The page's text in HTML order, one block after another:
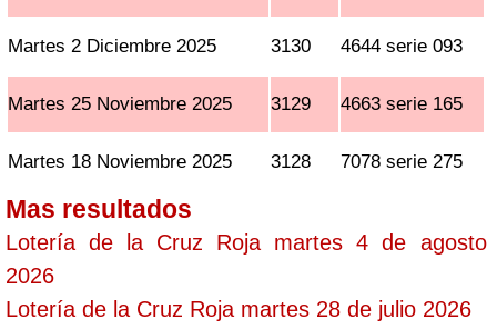
Martes 2 Diciembre 2025 3130 4644 serie 093
Martes 25 Noviembre 2025 3129 4663 serie 165
Martes 18 Noviembre 2025 3128 7078 serie 275
Mas resultados
Lotería de la Cruz Roja martes 4 de agosto
2026
Lotería de la Cruz Roja martes 28 de julio 2026